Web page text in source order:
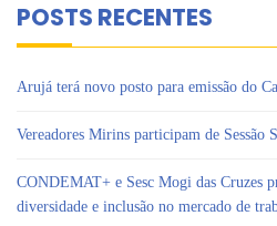
POSTS RECENTES
Arujá terá novo posto para emissão do
Vereadores Mirins participam de Sessão
CONDEMAT+ e Sesc Mogi das Cruzes
diversidade e inclusão no mercado de